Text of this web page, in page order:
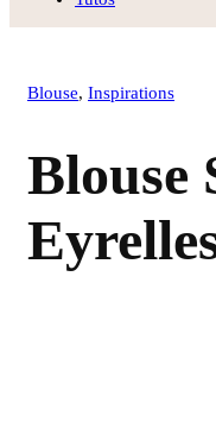
Blouse, Inspirations
Blouse